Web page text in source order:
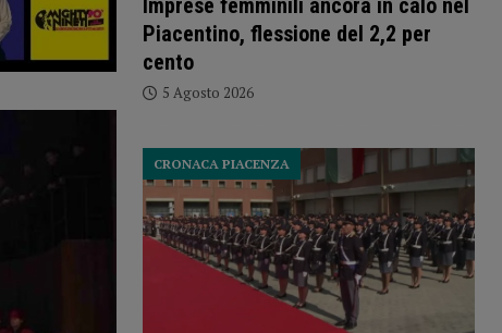
Imprese femminili ancora in calo nel
Piacentino, flessione del 2,2 per
cento
5 Agosto 2026
CRONACA PIACENZA